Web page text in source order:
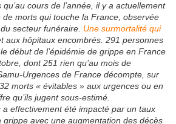
cours de l’année, il y a actuellement
morts qui touche la France, observée
secteur funéraire. Une surmortalité qui
aux hôpitaux encombrés. 291 personnes
début de l’épidémie de grippe en France
dont 251 rien qu’au mois de
Urgences de France décompte, sur
morts « évitables » aux urgences ou en
qu’ils jugent sous-estimé.
effectivement été impacté par un taux
grippe avec une augmentation des décès